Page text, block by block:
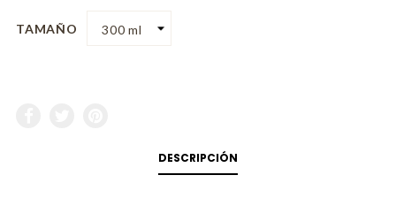
TAMAÑO
DESCRIPCIÓN